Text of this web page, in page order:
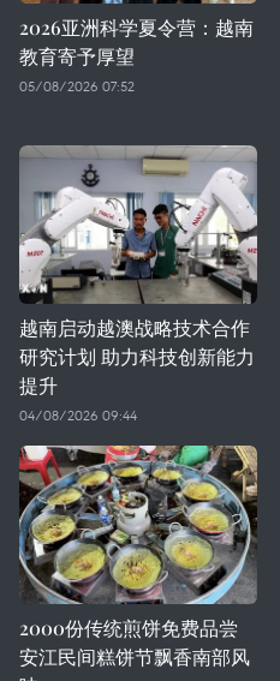
2026亚洲科学夏令营：越南
教育寄予厚望
05/08/2026 07:52
越南启动越澳战略技术合作
研究计划 助力科技创新能力
提升
04/08/2026 09:44
2000份传统煎饼免费品尝
安江民间糕饼节飘香南部风